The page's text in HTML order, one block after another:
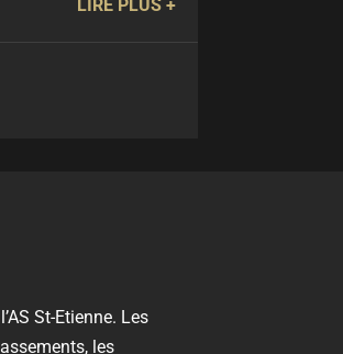
LIRE PLUS
St-Etienne. Les
les